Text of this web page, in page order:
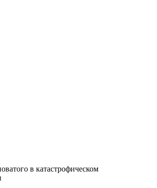
в катастрофическом